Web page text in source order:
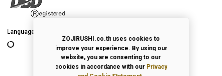
Language
ZOJIRUSHI.co.th uses cookies to
improve your experience. By using our
website, you are consenting to our
cookies in accordance with our Privacy